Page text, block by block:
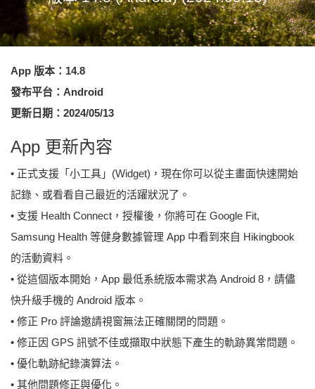
App 版本：14.8
發布平台：Android
更新日期：2024/05/13
App 更新內容
• 正式支援「小工具」(Widget)，現在你可以從主畫面快速開始
記錄、或看看自己最近的活躍狀況了。
• 支援 Health Connect，授權後，你將可在 Google Fit,
Samsung Health 等健身數據管理 App 中看到來自 Hikingbook
的活動資料。
• 從這個版本開始，App 最低系統版本需求為 Android 8，請儘
快升級手機的 Android 版本。
• 修正 Pro 評論邀請視窗無法正確關閉的問題。
• 修正因 GPS 訊號不佳或擷取中狀態下產生的軌跡異常問題。
• 優化軌跡紀錄演算法。
• 其他問題修正與優化。